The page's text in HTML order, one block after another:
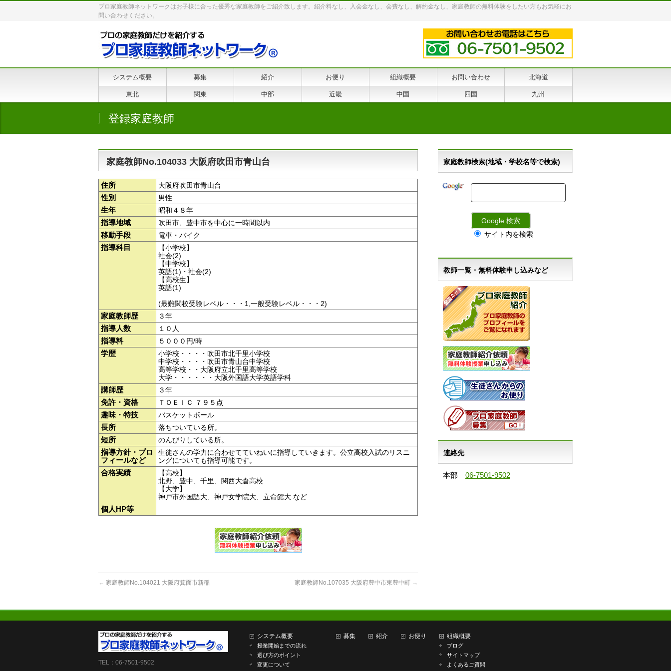
プロ家庭教師ネットワークはお子様に合った優秀な家庭教師をご紹介致します。紹介料なし、入会金なし、会費なし、解約金なし、家庭教師の無料体験をしたい方もお気軽にお
問い合わせください。
システム概要 募集 紹介 お便り 組織概要 お問い合わせ 北海道
東北 関東 中部 近畿 中国 四国 九州
登録家庭教師
家庭教師No.104033 大阪府吹田市青山台
住所 大阪府吹田市青山台
性別 男性
生年 昭和４８年
指導地域 吹田市、豊中市を中心に一時間以内
移動手段 電車・バイク
指導科目
【小学校】
社会(2)
【中学校】
英語(1)・社会(2)
【高校生】
英語(1)
(最難関校受験レベル・・・1,一般受験レベル・・・2)
家庭教師歴 ３年
指導人数 １０人
指導料 ５０００円/時
学歴
小学校・・・・吹田市北千里小学校
中学校・・・・吹田市青山台中学校
高等学校・・大阪府立北千里高等学校
大学・・・・・・大阪外国語大学英語学科
講師歴 ３年
免許・資格 ＴＯＥＩＣ ７９５点
趣味・特技 バスケットボール
長所 落ちついている所。
短所 のんびりしている所。
指導方針・プロ
フィールなど
生徒さんの学力に合わせてていねいに指導していきます。公立高校入試のリスニ
ングについても指導可能です。
合格実績
【高校】
北野、豊中、千里、関西大倉高校
【大学】
神戸市外国語大、神戸女学院大、立命館大 など
個人HP等
← 家庭教師No.104021 大阪府箕面市新稲 家庭教師No.107035 大阪府豊中市東豊中町 →
家庭教師検索(地域・学校名等で検索)
サイト内を検索
教師一覧・無料体験申し込みなど
連絡先
本部 06-7501-9502
TEL：06-7501-9502
システム概要
授業開始までの流れ
選び方のポイント
変更について
募集 紹介 お便り 組織概要
ブログ
サイトマップ
よくあるご質問